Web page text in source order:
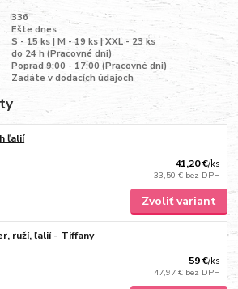
336
Ešte dnes
S - 15 ks | M - 19 ks | XXL - 23 ks
do 24 h (Pracovné dni)
Poprad 9:00 - 17:00 (Pracovné dni)
Zadáte v dodacích údajoch
ľalií
41,20 €/ks
33,50 € bez DPH
Zvoliť variant
ruží, ľalií - Tiffany
59 €/ks
47,97 € bez DPH